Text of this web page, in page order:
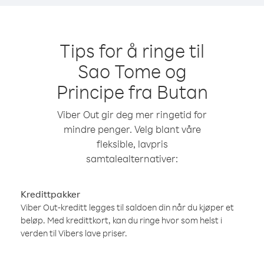
Tips for å ringe til
Sao Tome og
Principe fra Butan
Viber Out gir deg mer ringetid for
mindre penger. Velg blant våre
fleksible, lavpris
samtalealternativer:
Kredittpakker
Viber Out-kreditt legges til saldoen din når du kjøper et
beløp. Med kredittkort, kan du ringe hvor som helst i
verden til Vibers lave priser.